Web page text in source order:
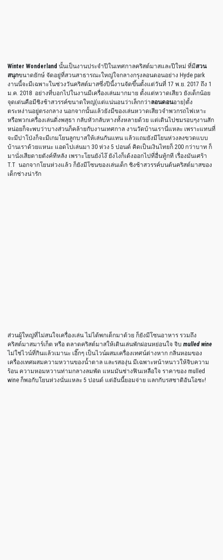
Winter Wonderland นั้นเป็นงานประจำปีในเทศกาลคริสต์มาสและปีใหม่ ที่มีสวน
สนุกขนาดยักษ์ จัดอยู่ที่สวนสาธารณะใหญ่ใจกลางกรุงลอนดอนอย่าง Hyde park
งานนี้จะมีเฉพาะในช่วงวันคริสต์มาสซึ่งปีนี้งานจัดขึ้นตั้งแต่วันที่ 17 พ.ย. 2017 ถึง 1
ม.ค. 2018 อย่างที่บอกไปในงานมีเครื่องเล่นมากมาย ตั้งแต่หวาดเสียว ยังเด็กน้อย
จุดเด่นคือมีชิงช้าสวรรค์ขนาดใหญ่(แต่แน่นอนว่าเล็กกว่าลอนดอนอาย)ตั้ง
ตระหง่านอยู่ตรงกลาง นอกจากนั้นแล้วยังมีของเล่นหวาดเสียวจำพวกรถไฟเหาะ
หรือพวกเครื่องเล่นดิ่งพสุธา กลับหัวกลับหางทั้งหลายด้วย แต่เดินไปชมรอบๆงานสัก
หน่อยก็จะพบว่าบางส่วนก็คล้ายกับงานเทศกาล งานวัดบ้านเรานี่แหละ เพราะแทนที่
จะมีปาโป่งก็จะมีเกมโยนลูกบาสให้เล่นกันแทน แล้วแถมยังมีโยนห่วงลงขวดแบบ
บ้านเราด้วยแหนะ แอดไปเล่นมา 30 ห่วง 5 ปอนด์ คิดเป็นเงินไทยก็ 200 กว่าบาท ก็
มานั่งเสียดายตังค์ทีหลัง เพราะโยนยังไง๊ ยังไงก็เด้งออกไปที่อื่นทู้กที เรื่องมันเศร้า
T.T นอกจากโยนห่วงแล้ว ก็ยังมีโซนของเล่นเด็ก ชิงช้าสวรรค์บนต้นคริสต์มาสของ
เด็กช่างน่ารัก
ส่วนผู้ใหญ่ที่ไม่สนใจเครื่องเล่น ไม่ได้พกเด็กมาด้วย ก็ยังมีโซนอาหาร รวมถึง
คริสต์มาสมาร์เก็ต หรือ ตลาดคริสต์มาสให้เดินเล่นพักผ่อนหย่อนใจ จิบ mulled wine
ไม่ใช่ไวน์ที่กินแล้วเมานะ เอิ๊กๆ เป็นไวน์ผสมเครื่องเทศน์ต่างหาก กลิ่นหอมของ
เครื่องเทศผสมความหวานของน้ำตาล และรสองุ่น มีเฉพาะหน้าหนาวให้จิบความ
ร้อน ความหอมหวานท่ามกลางลมพัด แหมมันช่างฟินเหลือใจ ราคาของ mulled
wine ก็พอกับโยนห่วงนั่นแหละ 5 ปอนด์ แต่อันนี้ยอมจ่าย แลกกับรสชาติอันโอชะ!